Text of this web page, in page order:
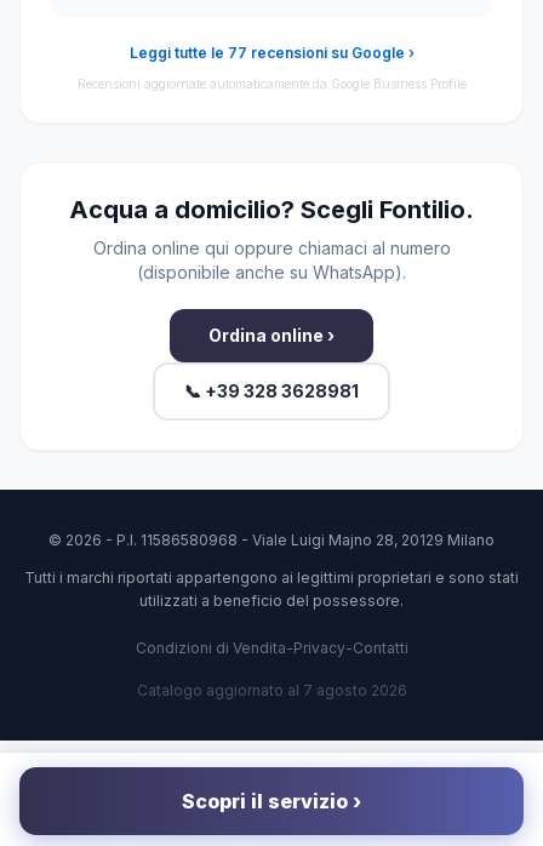
Leggi tutte le 77 recensioni su Google ›
Recensioni aggiornate automaticamente da Google Business Profile
Acqua a domicilio? Scegli Fontilio.
Ordina online qui oppure chiamaci al numero
(disponibile anche su WhatsApp).
Ordina online ›
📞 +39 328 3628981
Scopri il servizio ›
© 2026 - P.I. 11586580968 - Viale Luigi Majno 28, 20129 Milano
Tutti i marchi riportati appartengono ai legittimi proprietari e sono stati
utilizzati a beneficio del possessore.
Condizioni di Vendita-Privacy-Contatti
Catalogo aggiornato al 7 agosto 2026